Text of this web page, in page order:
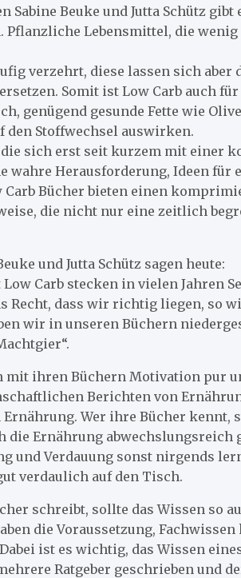
Sabine Beuke und Jutta Schütz
Lebensmittel, die
verzehrt, diese lassen sich aber
Somit ist Low Carb auch
genügend gesunde Fette wie
den Stoffwechsel auswirken.
sich erst seit kurzem mit einer
wahre Herausforderung, Ideen für
Carb Bücher bieten einen
die nicht nur eine zeitlich
und Jutta Schütz sagen heute:
Carb stecken in vielen Jahren
Recht, dass wir richtig liegen, so
wir in unseren Büchern
ihren Büchern Motivation pur
Berichten von
Wer ihre Bücher kennt,
die Ernährung
und Verdauung sonst nirgends
verdaulich auf den Tisch.
schreibt, sollte das Wissen so
die Voraussetzung,
ist es wichtig, das Wissen
Ratgeber geschrieben und